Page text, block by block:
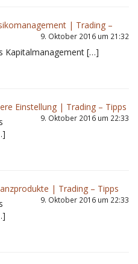
| Trading –
9. Oktober 2016 um 21:32
Kapitalmanagement […]
Einstellung | Trading – Tipps
9. Oktober 2016 um 22:33
| Trading – Tipps
9. Oktober 2016 um 22:33